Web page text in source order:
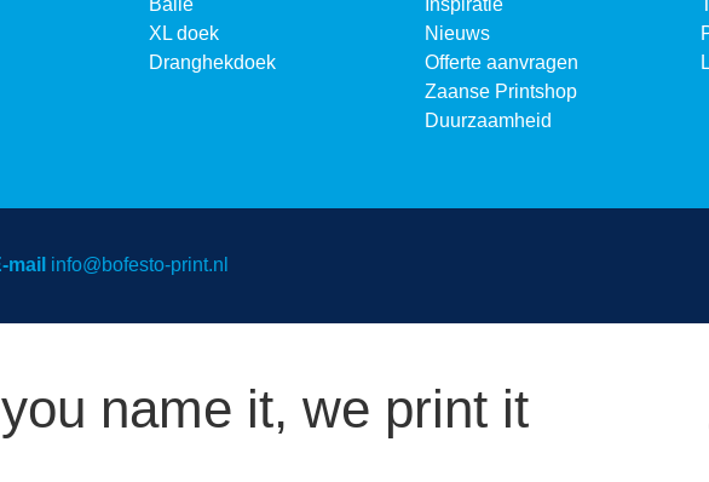
XL doek
Dranghekdoek
Nieuws
Offerte aanvragen
Zaanse Printshop
Duurzaamheid
mail info@bofesto-print.nl
you name it, we print it